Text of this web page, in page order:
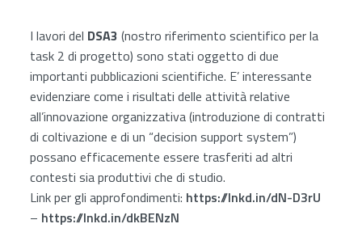
I lavori del DSA3 (nostro riferimento scientifico per la
task 2 di progetto) sono stati oggetto di due
importanti pubblicazioni scientifiche. E’ interessante
evidenziare come i risultati delle attività relative
all’innovazione organizzativa (introduzione di contratti
di coltivazione e di un “decision support system”)
possano efficacemente essere trasferiti ad altri
contesti sia produttivi che di studio.
Link per gli approfondimenti: https://lnkd.in/dN-D3rU
– https://lnkd.in/dkBENzN